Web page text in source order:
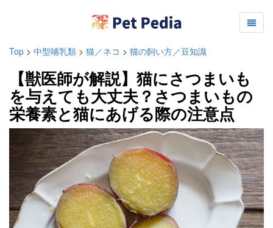
Top > 中型哺乳類 > 猫／ネコ > 猫の飼い方／豆知識
【獣医師が解説】猫にさつまいも
を与えても大丈夫？さつまいもの
栄養素と猫にあげる際の注意点